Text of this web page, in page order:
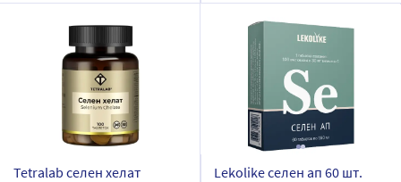
Tetralab селен хелат
Lekolike селен ап 60 шт.